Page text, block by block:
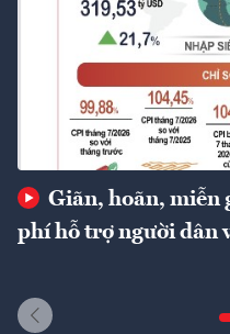
Giãn, hoãn, miễn
phí hỗ trợ người dân